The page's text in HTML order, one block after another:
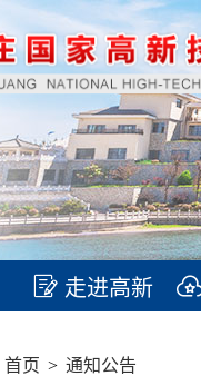
走进高新
首页 > 通知公告